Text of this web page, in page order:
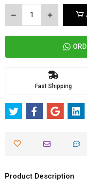
Fast Shipping
Product Description